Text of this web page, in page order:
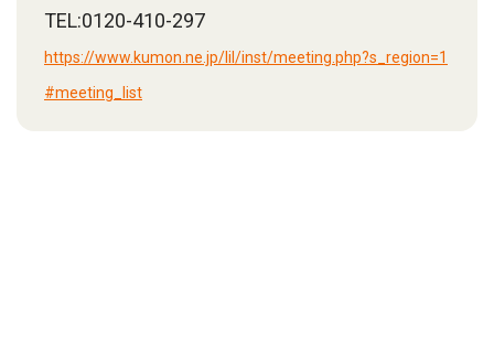
TEL:0120-410-297
https://www.kumon.ne.jp/lil/inst/meeting.php?s_region=1
#meeting_list